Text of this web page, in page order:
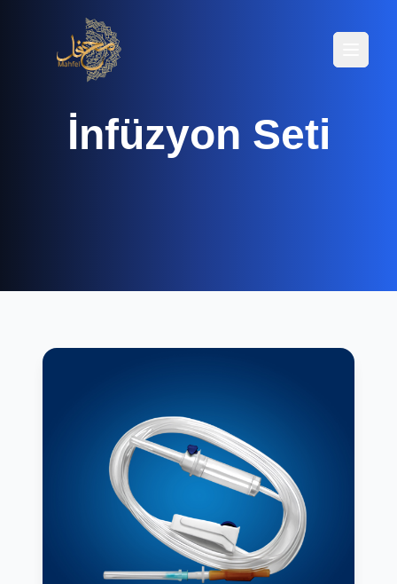
İnfüzyon Seti